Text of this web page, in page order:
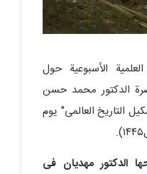
الأسبوعیة حول
الدکتور محمد حسن
التاریخ العالمی" یوم
الدکتور مهدیان فی